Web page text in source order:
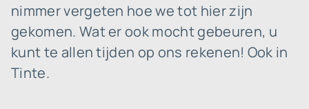
nimmer vergeten hoe we tot hier zijn
gekomen. Wat er ook mocht gebeuren, u
kunt te allen tijden op ons rekenen! Ook in
Tinte.